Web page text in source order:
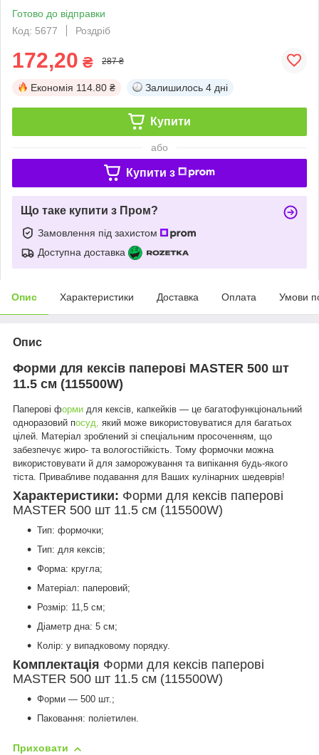
Готово до відправки
Код: 5677
Роздріб
172,20 ₴ 287 ₴
Економія 114.80 ₴ Залишилось 4 дні
Купити
або
Купити з
Що таке купити з Пром?
Замовлення під захистом
Доступна доставка
Опис Характеристики Доставка Оплата Умови
Опис
Форми для кексів паперові MASTER 500 шт
11.5 см (115500W)
Паперові форми для кексів, капкейків — це багатофункціональний
одноразовий посуд, який може використовуватися для багатьох
цілей. Матеріал зроблений зі спеціальним просоченням, що
забезпечує жиро- та вологостійкість. Тому формочки можна
використовувати й для заморожування та випікання будь-якого
тіста. Привабливе подавання для Ваших кулінарних шедеврів!
Характеристики: Форми для кексів паперові
MASTER 500 шт 11.5 см (115500W)
Тип: формочки;
Тип: для кексів;
Форма: кругла;
Матеріал: паперовий;
Розмір: 11,5 см;
Діаметр дна: 5 см;
Колір: у випадковому порядку.
Комплектація Форми для кексів паперові
MASTER 500 шт 11.5 см (115500W)
Форми — 500 шт.;
Паковання: поліетилен.
Приховати